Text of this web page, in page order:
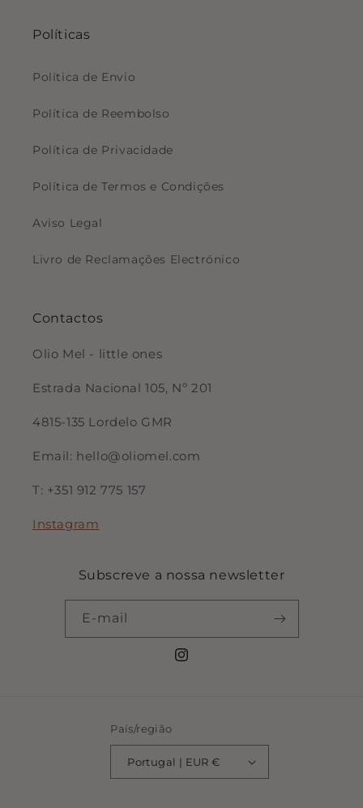
Políticas
Política de Envio
Política de Reembolso
Política de Privacidade
Política de Termos e Condições
Aviso Legal
Livro de Reclamações Electrónico
Contactos
Olio Mel - little ones
Estrada Nacional 105, Nº 201
4815-135 Lordelo GMR
Email: hello@oliomel.com
T: +351 912 775 157
Instagram
Subscreve a nossa newsletter
E-mail
Instagram
País/região
Portugal | EUR €